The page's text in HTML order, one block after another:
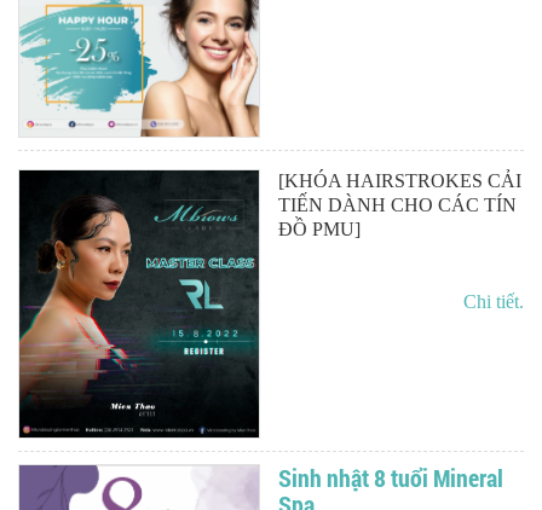
[KHÓA HAIRSTROKES CẢI
TIẾN DÀNH CHO CÁC TÍN
ĐỒ PMU]
Chi tiết.
Sinh nhật 8 tuổi Mineral
Spa